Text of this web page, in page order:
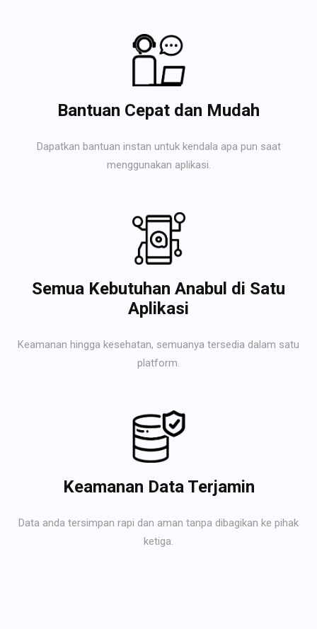
Bantuan Cepat dan Mudah
Dapatkan bantuan instan untuk kendala apa pun saat
menggunakan aplikasi.
Semua Kebutuhan Anabul di Satu
Aplikasi
Keamanan hingga kesehatan, semuanya tersedia dalam satu
platform.
Keamanan Data Terjamin
Data anda tersimpan rapi dan aman tanpa dibagikan ke pihak
ketiga.